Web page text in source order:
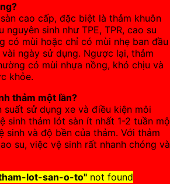
cao cấp, đặc biệt là thảm khuôn
sinh như TPE, TPR, cao su
có mùi hoặc chỉ có mùi nhẹ ban đầu
ngày sử dụng. Ngược lại, thảm
có mùi nhựa nồng, khó chịu và
khỏe.
thảm một lần?
suất sử dụng xe và điều kiện môi
sinh thảm lót sàn ít nhất 1-2 tuần
sinh và độ bền của thảm. Với thảm
su, việc vệ sinh rất nhanh chóng và
lot-san-o-to" not found